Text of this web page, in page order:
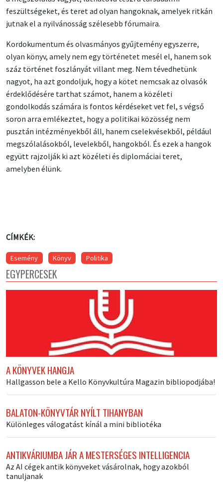
feszültségeket, és teret ad olyan hangoknak, amelyek ritkán
jutnak el a nyilvánosság szélesebb fórumaira.
Kordokumentum és olvasmányos gyűjtemény egyszerre,
olyan könyv, amely nem egy történetet mesél el, hanem sok
száz történet foszlányát villant meg. Nem tévedhetünk
nagyot, ha azt gondoljuk, hogy a kötet nemcsak az olvasók
érdeklődésére tarthat számot, hanem a közéleti
gondolkodás számára is fontos kérdéseket vet fel, s végső
soron arra emlékeztet, hogy a politikai közösség nem
pusztán intézményekből áll, hanem cselekvésekből, például
megszólalásokból, levelekből, hangokból. És ezek a hangok
együtt rajzolják ki azt közéleti és diplomáciai teret,
amelyben élünk.
CÍMKÉK:
Esemény Könyv Politika
EGYPERCESEK
A KÖNYVEK HANGJA
Hallgasson bele a Kello Könyvkultúra Magazin bibliopodjába!
BALATON-KÖNYVTÁR NYÍLT TIHANYBAN
Különleges válogatást kínál a mini bibliotéka
ANTIKVÁRIUMBA JÁR A MESTERSÉGES INTELLIGENCIA
Az AI cégek antik könyveket vásárolnak, hogy azokból
tanuljanak